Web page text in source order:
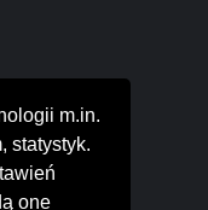
m.in.
statystyk.
one